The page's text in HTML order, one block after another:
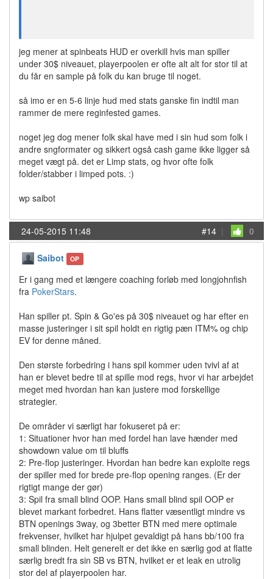
jeg mener at spinbeats HUD er overkill hvis man spiller
under 30$ niveauet, playerpoolen er ofte alt alt for stor til at
du får en sample på folk du kan bruge til noget.
så imo er en 5-6 linje hud med stats ganske fin indtil man
rammer de mere reginfested games.
noget jeg dog mener folk skal have med i sin hud som folk i
andre sngformater og sikkert også cash game ikke ligger så
meget vægt på. det er Limp stats, og hvor ofte folk
folder/stabber i limped pots. :)
wp saibot
24-05-2015 11:48 #14 | 0
Saibot OP
Er i gang med et længere coaching forløb med longjohnfish
fra PokerStars.
Han spiller pt. Spin & Go'es på 30$ niveauet og har efter en
masse justeringer i sit spil holdt en rigtig pæn ITM% og chip
EV for denne måned.
Den største forbedring i hans spil kommer uden tvivl af at
han er blevet bedre til at spille mod regs, hvor vi har arbejdet
meget med hvordan han kan justere mod forskellige
strategier.
De områder vi særligt har fokuseret på er:
1: Situationer hvor han med fordel han lave hænder med
showdown value om til bluffs
2: Pre-flop justeringer. Hvordan han bedre kan exploite regs
der spiller med for brede pre-flop opening ranges. (Er der
rigtigt mange der gør)
3: Spil fra small blind OOP. Hans small blind spil OOP er
blevet markant forbedret. Hans flatter væsentligt mindre vs
BTN openings 3way, og 3better BTN med mere optimale
frekvenser, hvilket har hjulpet gevaldigt på hans bb/100 fra
small blinden. Helt generelt er det ikke en særlig god at flatte
særlig bredt fra sin SB vs BTN, hvilket er et leak en utrolig
stor del af playerpoolen har.